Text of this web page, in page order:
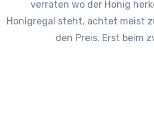
verraten wo der Honig
Honigregal steht, achtet meist
den Preis. Erst beim